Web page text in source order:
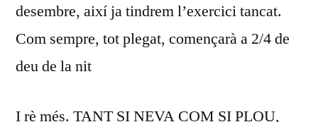
desembre, així ja tindrem l’exercici tancat.
Com sempre, tot plegat, començarà a 2/4 de
deu de la nit
I rè més. TANT SI NEVA COM SI PLOU,